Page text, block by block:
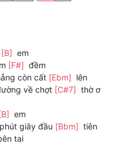
[B] em
[F#] đềm
còn cất [Ebm] lên
về chợt [C#7] thờ ơ
em
giây đầu [Bbm] tiên
tai